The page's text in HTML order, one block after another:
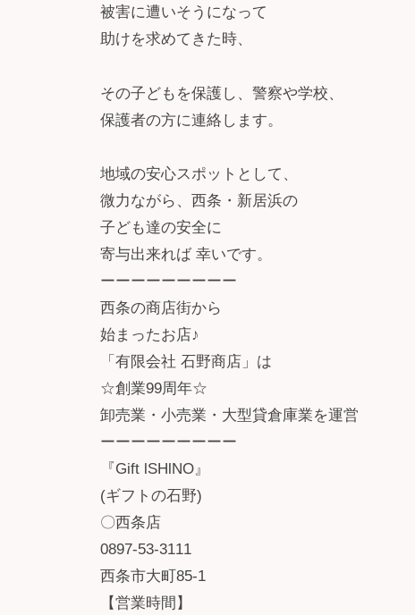
被害に遭いそうになって
助けを求めてきた時、
その子どもを保護し、警察や学校、
保護者の方に連絡します。
地域の安心スポットとして、
微力ながら、西条・新居浜の
子ども達の安全に
寄与出来れば 幸いです。
ーーーーーーーーー
西条の商店街から
始まったお店♪
「有限会社 石野商店」は
☆創業99周年☆
卸売業・小売業・大型貸倉庫業を運営
ーーーーーーーーー
『Gift lSHlNO』
(ギフトの石野)
〇西条店
0897-53-3111
西条市大町85-1
【営業時間】